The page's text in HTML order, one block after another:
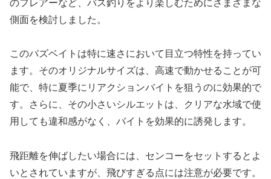
のフレアーなど、バス釣りをより楽しむためにさまざまな
側面を検討しました。
このバズベイトは特に速さにおいて目立つ特性を持ってい
ます。そのオリジナルサイズは、高速で動かせることが可
能で、特に夏季にリアクションバイトを狙うのに効果的で
す。さらに、その小さいシルエットは、クリアな水域で使
用しても違和感がなく、バイトを効果的に誘発します。
飛距離を伸ばしたい場合には、センコーをセットするとよ
いとされていますが、飛びすぎる点には注意が必要です。